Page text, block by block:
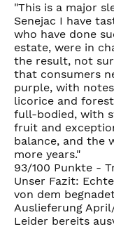
"This is a major
Senejac I have
who have done
estate, were in
the result, not
that consumers
purple, with
licorice and
full-bodied, with
fruit and
balance, and the
more years."
93/100 Punkte -
Unser Fazit:
von dem
Auslieferung
Leider bereits